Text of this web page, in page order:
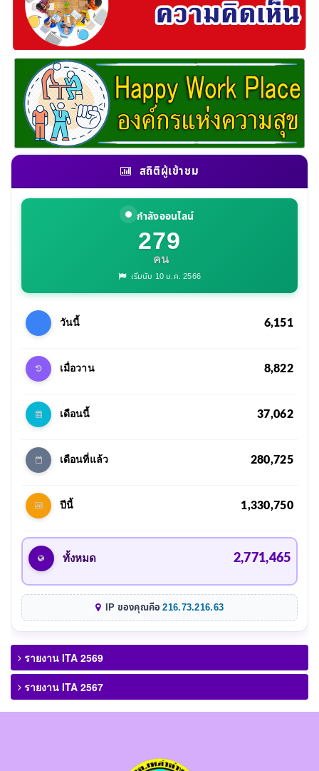
สถิติผู้เข้าชม
กำลังออนไลน์
279
คน
เริ่มนับ 10 ม.ค. 2566
วันนี้ 6,151
เมื่อวาน 8,822
เดือนนี้ 37,062
เดือนที่แล้ว 280,725
ปีนี้ 1,330,750
ทั้งหมด 2,771,465
IP ของคุณคือ216.73.216.63
รายงาน ITA 2569
รายงาน ITA 2567